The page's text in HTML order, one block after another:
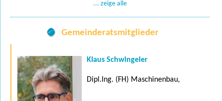
... zeige alle
Gemeinderatsmitglieder
Klaus Schwingeler
Dipl.Ing. (FH) Maschinenbau,